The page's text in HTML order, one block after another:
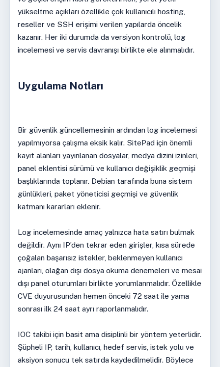
yükseltme açıkları özellikle çok kullanıcılı hosting,
reseller ve SSH erişimi verilen yapılarda öncelik
kazanır. Her iki durumda da versiyon kontrolü, log
incelemesi ve servis davranışı birlikte ele alınmalıdır.
Uygulama Notları
Bir güvenlik güncellemesinin ardından log incelemesi
yapılmıyorsa çalışma eksik kalır. SitePad için önemli
kayıt alanları yayınlanan dosyalar, medya dizini izinleri,
panel eklentisi sürümü ve kullanıcı değişiklik geçmişi
başlıklarında toplanır. Debian tarafında buna sistem
günlükleri, paket yöneticisi geçmişi ve güvenlik
katmanı kararları eklenir.
Log incelemesinde amaç yalnızca hata satırı bulmak
değildir. Aynı IP’den tekrar eden girişler, kısa sürede
çoğalan başarısız istekler, beklenmeyen kullanıcı
ajanları, olağan dışı dosya okuma denemeleri ve mesai
dışı panel oturumları birlikte yorumlanmalıdır. Özellikle
CVE duyurusundan hemen önceki 72 saat ile yama
sonrası ilk 24 saat ayrı raporlanmalıdır.
IOC takibi için basit ama disiplinli bir yöntem yeterlidir.
Şüpheli IP, tarih, kullanıcı, hedef servis, istek yolu ve
aksiyon sonucu tek satırda kaydedilmelidir. Böylece